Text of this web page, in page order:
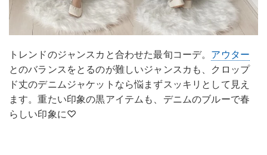
トレンドのジャンスカと合わせた最旬コーデ。 アウター
とのバランスをとるのが難しいジャンスカも、クロップ
ド丈のデニムジャケットなら悩まずスッキリとして見え
ます。重たい印象の黒アイテムも、デニムのブルーで春
らしい印象に♡